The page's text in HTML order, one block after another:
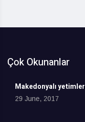
Çok Okunanlar
Makedonyalı
29 June, 2017